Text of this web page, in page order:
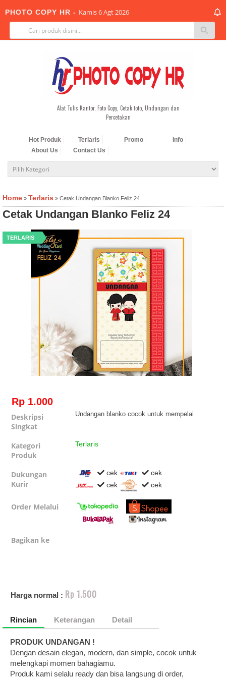
PHOTO COPY HR - Kamis 6 Agt 2026
Alat Tulis Kantor, Foto Copy, Cetak foto, Undangan dan
Percetakan
Hot Produk Terlaris Promo
Info
About Us
Contact Us
Home » Terlaris » Cetak Undangan Blanko Feliz 24
Cetak Undangan Blanko Feliz 24
TERLARIS
Deskripsi
Singkat
Undangan blanko cocok untuk mempelai
Kategori
Produk
Terlaris
Dukungan
Kurir
cek
cek
cek
cek
Order Melalui
Bagikan ke
Rp 1.000
Harga normal : Rp 1.500
Rincian Keterangan Detail
PRODUK UNDANGAN !
Dengan desain elegan, modern, dan simple, cocok untuk
melengkapi momen bahagiamu.
Produk kami selalu ready dan bisa langsung di order,